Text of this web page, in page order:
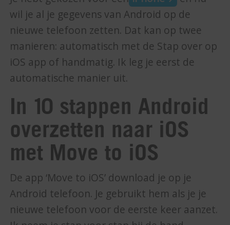
wil je al je gegevens van Android op de
nieuwe telefoon zetten. Dat kan op twee
manieren: automatisch met de Stap over op
iOS app of handmatig. Ik leg je eerst de
automatische manier uit.
In 10 stappen Android
overzetten naar iOS
met Move to iOS
De app ‘Move to iOS’ download je op je
Android telefoon. Je gebruikt hem als je je
nieuwe telefoon voor de eerste keer aanzet.